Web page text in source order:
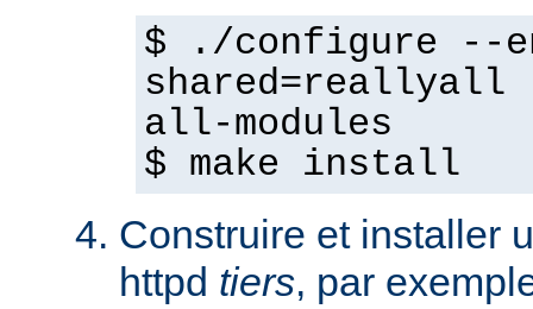
$ ./configure --
shared=reallyall
all-modules
$ make install
Construire et installer
httpd tiers, par